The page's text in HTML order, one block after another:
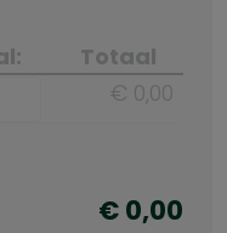
Totaal
€ 0,00
€ 0,00